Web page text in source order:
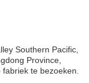
Southern Pacific,
Province,
te bezoeken.